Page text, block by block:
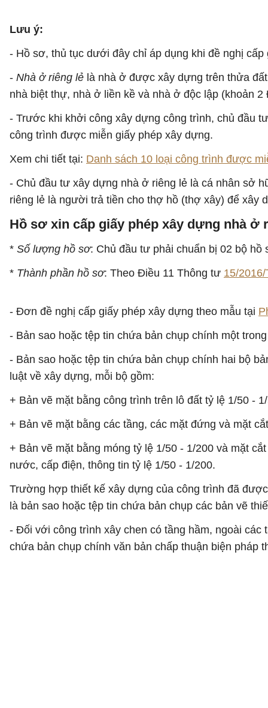
Lưu ý:
- Hồ sơ, thủ tục dưới đây chỉ áp dụng khi đề nghị
- Nhà ở riêng lẻ là nhà ở được xây dựng trên thửa
nhà biệt thự, nhà ở liền kề và nhà ở độc lập (khoản
- Trước khi khởi công xây dựng công trình, chủ đầu
công trình được miễn giấy phép xây dựng.
Xem chi tiết tại: Danh sách 10 loại công trình được
- Chủ đầu tư xây dựng nhà ở riêng lẻ là cá nhân sở
riêng lẻ là người trả tiền cho thợ hồ (thợ xây) để xây
Hồ sơ xin cấp giấy phép xây dựng nhà ở
* Số lượng hồ sơ: Chủ đầu tư phải chuẩn bị 02 bộ hồ
* Thành phần hồ sơ: Theo Điều 11 Thông tư 15/
- Đơn đề nghị cấp giấy phép xây dựng theo mẫu tại
- Bản sao hoặc tệp tin chứa bản chụp chính một
- Bản sao hoặc tệp tin chứa bản chụp chính hai bộ
luật về xây dựng, mỗi bộ gồm:
+ Bản vẽ mặt bằng công trình trên lô đất tỷ lệ 1/50 -
+ Bản vẽ mặt bằng các tầng, các mặt đứng và mặt
+ Bản vẽ mặt bằng móng tỷ lệ 1/50 - 1/200 và mặt
nước, cấp điện, thông tin tỷ lệ 1/50 - 1/200.
Trường hợp thiết kế xây dựng của công trình đã
là bản sao hoặc tệp tin chứa bản chụp các bản vẽ
- Đối với công trình xây chen có tầng hầm, ngoài các
chứa bản chụp chính văn bản chấp thuận biện pháp